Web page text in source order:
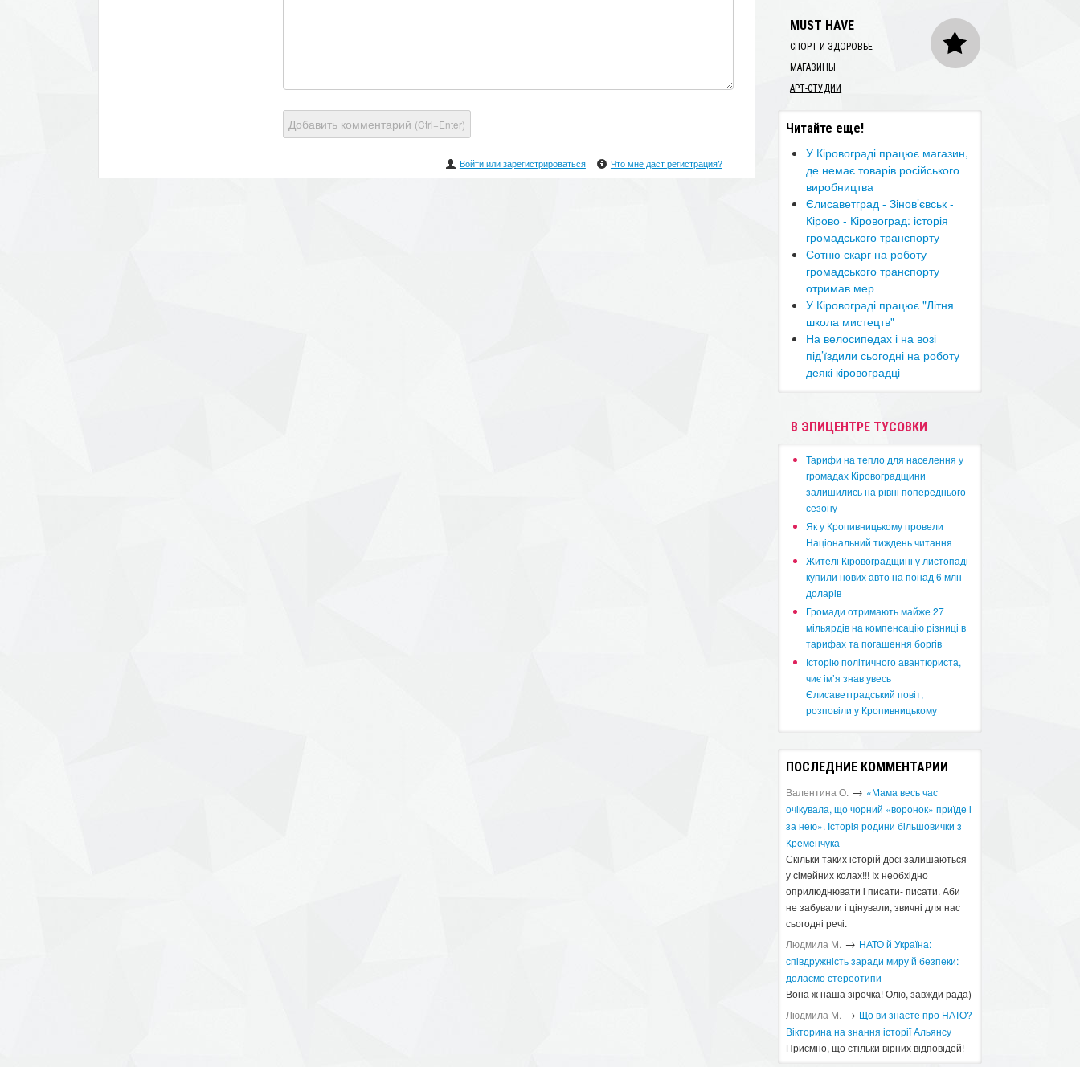
Добавить комментарий (Ctrl+Enter)
Войти или зарегистрироваться Что мне даст регистрация?
MUST HAVE
СПОРТ И ЗДОРОВЬЕ
МАГАЗИНЫ
АРТ-СТУДИИ
Читайте еще!
У Кіровограді працює магазин,
де немає товарів російського
виробництва
​Єлисаветград - Зінов’євськ -
Кірово - Кіровоград: історія
громадського транспорту
Сотню скарг на роботу
громадського транспорту
отримав мер
​У Кіровограді працює "Літня
школа мистецтв"
На велосипедах і на возі
під’їздили сьогодні на роботу
деякі кіровоградці
В ЭПИЦЕНТРЕ ТУСОВКИ
​Тарифи на тепло для населення у
громадах Кіровоградщини
залишились на рівні попереднього
сезону
​Як у Кропивницькому провели
Національний тиждень читання
​Жителі Кіровоградщині у листопаді
купили нових авто на понад 6 млн
доларів
​Громади отримають майже 27
мільярдів на компенсацію різниці в
тарифах та погашення боргів
Історію політичного авантюриста,
чиє ім’я знав увесь
Єлисаветградський повіт,
розповіли у Кропивницькому
ПОСЛЕДНИЕ КОММЕНТАРИИ
Валентина О. → «Мама весь час
очікувала, що чорний «воронок» приїде і
за нею». Історія родини більшовички з
Кременчука
Скільки таких історій досі залишаються
у сімейних колах!!! Іх необхідно
оприлюднювати і писати- писати. Аби
не забували і цінували, звичні для нас
сьогодні речі.
Людмила М. → ​НАТО й Україна:
співдружність заради миру й безпеки:
долаємо стереотипи
Вона ж наша зірочка! Олю, завжди рада)
Людмила М. → Що ви знаєте про НАТО?
Вікторина на знання історії Альянсу ​
Приємно, що стільки вірних відповідей!